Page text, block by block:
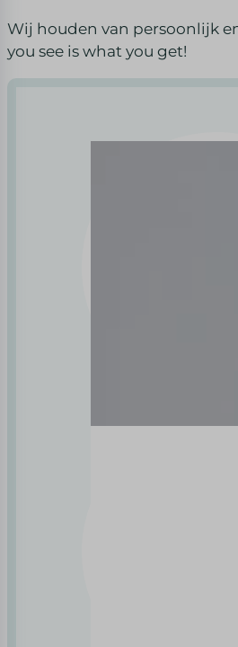
Wij houden van persoonlijk
you see is what you get!